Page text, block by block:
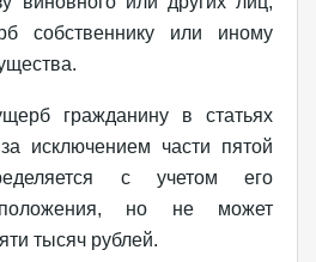
собственнику или иному
гражданину в статьях
исключением части пятой
с учетом его
положения, но не может
тысяч рублей.